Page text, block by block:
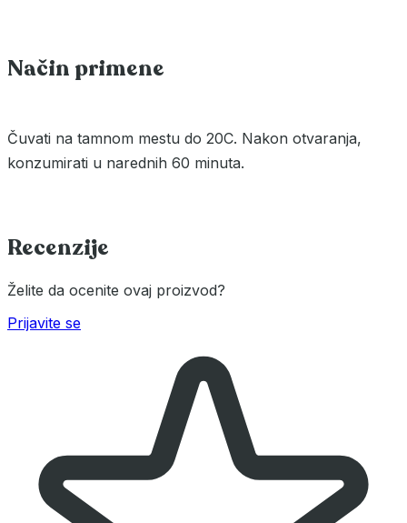
Način primene
Čuvati na tamnom mestu do 20C. Nakon otvaranja,
konzumirati u narednih 60 minuta.
Recenzije
Želite da ocenite ovaj proizvod?
Prijavite se